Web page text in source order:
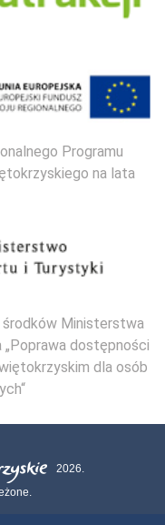
Programu
na lata
środków Ministerstwa
dostępności
dla osób
2026.